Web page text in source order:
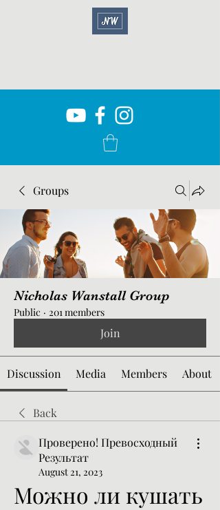
Groups
Nicholas Wanstall Group
Public · 201 members
Join
Discussion Media Members About
Back
Проверено! Превосходный
Результат
August 21, 2023
Можно ли кушать